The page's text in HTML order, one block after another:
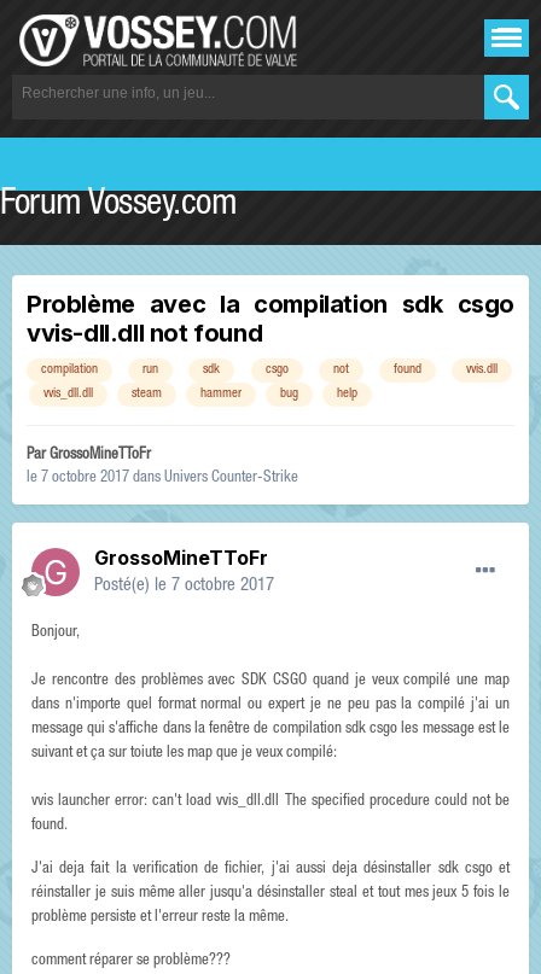
Forum Vossey.com
Problème avec la compilation sdk csgo
vvis-dll.dll not found
compilation run sdk csgo not found
vvis.dll
vvis_dll.dll
steam hammer bug help
ParGrossoMineTToFr
le 7 octobre 2017 dans Univers Counter-Strike
GrossoMineTToFr
Posté(e) le 7 octobre 2017
Bonjour,
Je rencontre des problèmes avec SDK CSGO quand je veux compilé une map
dans n'importe quel format normal ou expert je ne peu pas la compilé j'ai un
message qui s'affiche dans la fenêtre de compilation sdk csgo les message est le
suivant et ça sur toiute les map que je veux compilé:
vvis launcher error: can't load vvis_dll.dll The specified procedure could not be
found.
J'ai deja fait la verification de fichier, j'ai aussi deja désinstaller sdk csgo et
réinstaller je suis même aller jusqu'a désinstaller steal et tout mes jeux 5 fois le
problème persiste et l'erreur reste la même.
comment réparer se problème???